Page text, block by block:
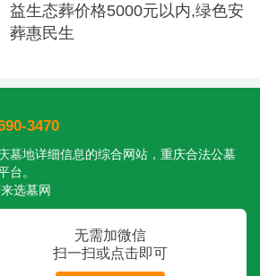
历史悠久、香火极旺的金鳌
，是求神拜佛的最佳去处。北
山，南面是小南海，远远望去
，各具雄壮，叫人惊奇，从而
地貌格局。
益生态葬价格5000元以内,绿色安
葬惠民生
3470
墓地详细信息的综合网站，重庆合法公墓
台。
选墓网
无需加微信
扫一扫或点击即可